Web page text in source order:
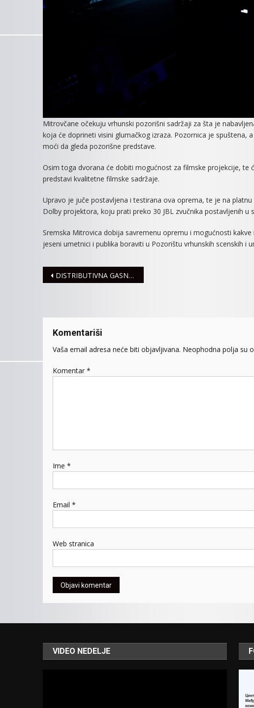
Mitrovčane očekuju vrhunski pozorišni sadržaji za šta je
koja će doprineti visini glumačkog izraza. Pozornica je spuštena,
moći da gleda pozorišne predstave.
Osim toga dvorana će dobiti mogućnost za filmske projekcije,
predstavi kvalitetne filmske sadržaje.
Upravo je juče postavljena i testirana ova oprema, te je na
Dolby projektora, koju prati preko 30 JBL zvučnika postavljenih u
Sremska Mitrovica dobija savremenu opremu i mogućnosti
jeseni umetnici i publika boraviti u Pozorištu vrhunskih scenskih i
Navigacija
DISTRIBUTIVNA GASNA MREŽA ZA STANOVNIKE NASELJA “MALA SLAVONIJA”
Komentariši
Vaša email adresa neće biti objavljivana. Neophodna polja su
Komentar *
Ime *
Email *
Web stranica
VIDEO NEDELJE